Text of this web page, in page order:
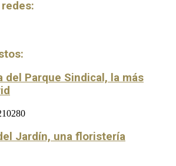
del Parque Sindical, la más
10280
Jardín, una floristería